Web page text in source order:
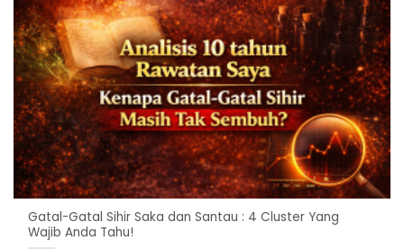
Gatal-Gatal Sihir Saka dan Santau : 4 Cluster Yang
Wajib Anda Tahu!